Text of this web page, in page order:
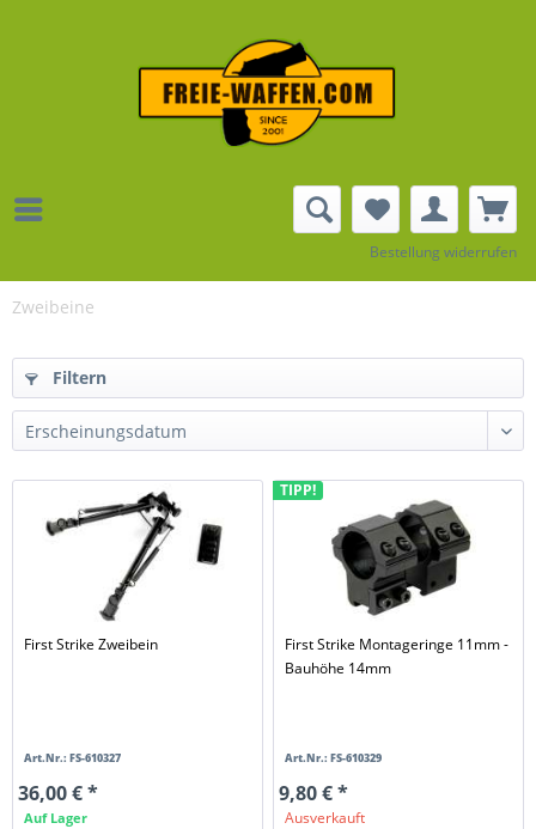
Bestellung widerrufen
Zweibeine
Filtern
First Strike Zweibein
Art.Nr.: FS-610327
36,00 € *
Auf Lager
TIPP!
First Strike Montageringe 11mm -
Bauhöhe 14mm
Art.Nr.: FS-610329
9,80 € *
Ausverkauft